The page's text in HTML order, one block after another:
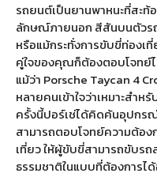
รถยนต์เป็นยานพาหนะที่สะท้
ลักษณ์ภายนอก สีสันบนตัวรถ
หรือแม้กระทั่งการขับขี่ท่อง
คู่ใจของคุณก็ต้องตอบโจทย์
แม้ว่า Porsche Taycan 4
หลายคนเข้าใจว่าเหมาะสำห
ครั้งนี้ปอร์เช่ได้คิดค้นอุปกร
สามารถตอบโจทย์ความต้อ
เที่ยว ให้ผู้ขับขี่สามารถขับร
ธรรมชาติในแบบที่ต้องการ